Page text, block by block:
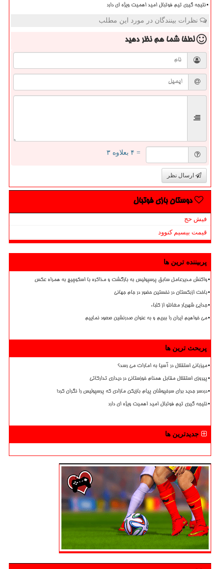
نتیجه گیری تیم فوتبال امید اهمیت ویژه ای دارد
نظرات بینندگان در مورد این مطلب
لطفا شما همنظر دهید
= ۴ بعلاوه ۳
ارسال نظر
دوستان بازی فوتبال
فیش حج
قیمت بیسیم کنوود
پربیننده ترین ها
واکنش مدیرعامل سابق پرسپولیس به بازگشت و مذاکره با اسکوچیچ به همراه عکس
باخت ازبکستان در نخستین حضور در جام جهانی
جدایی شهریار مغانلو از کلباء
می خواهیم ایران را ببریم و به عنوان صدرنشین صعود نماییم
پربحث ترین ها
میزبانی استقلال در آسیا به امارات می رسد؟
پیروزی استقلال مقابل همنام خوزستانی در دیداری تدارکاتی
دردسر جدید برای سرخپوشان پیام بازیکن مازادی که پرسپولیس را نگران کرد!
نتیجه گیری تیم فوتبال امید اهمیت ویژه ای دارد
جدیدترین ها